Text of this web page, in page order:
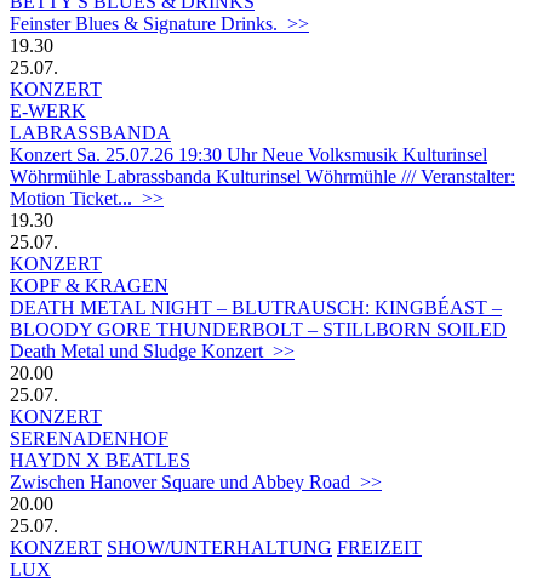
Feinster Blues & Signature Drinks. >>
19.30
25.07.
KONZERT
E-WERK
LABRASSBANDA
Konzert Sa. 25.07.26 19:30 Uhr Neue Volksmusik Kulturinsel
Wöhrmühle Labrassbanda Kulturinsel Wöhrmühle /// Veranstalter:
Motion Ticket... >>
19.30
25.07.
KONZERT
KOPF & KRAGEN
DEATH METAL NIGHT – BLUTRAUSCH: KINGBÉAST –
BLOODY GORE THUNDERBOLT – STILLBORN SOILED
Death Metal und Sludge Konzert >>
20.00
25.07.
KONZERT
SERENADENHOF
HAYDN X BEATLES
Zwischen Hanover Square und Abbey Road >>
20.00
25.07.
KONZERT SHOW/UNTERHALTUNG FREIZEIT
LUX